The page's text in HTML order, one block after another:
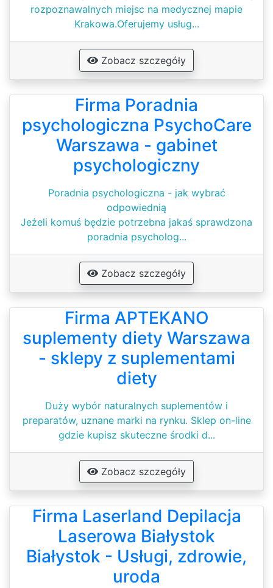
rozpoznawalnych miejsc na medycznej mapie
Krakowa.Oferujemy usług...
Zobacz szczegóły
Firma Poradnia
psychologiczna PsychoCare
Warszawa - gabinet
psychologiczny
Poradnia psychologiczna - jak wybrać
odpowiednią
Jeżeli komuś będzie potrzebna jakaś sprawdzona
poradnia psycholog...
Zobacz szczegóły
Firma APTEKANO
suplementy diety Warszawa
- sklepy z suplementami
diety
Duży wybór naturalnych suplementów i
preparatów, uznane marki na rynku. Sklep on-line
gdzie kupisz skuteczne środki d...
Zobacz szczegóły
Firma Laserland Depilacja
Laserowa Białystok
Białystok - Usługi, zdrowie,
uroda